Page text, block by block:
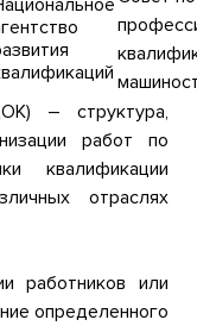
– структура,
работ по
квалификации
отраслях
работников или
определенного